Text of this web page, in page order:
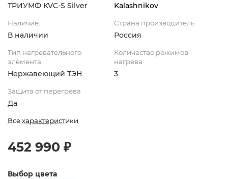
ТРИУМФ KVC-S Silver Kalashnikov
Наличие:
В наличии
Страна производитель
Россия
Тип нагревательного
элемента
Нержавеющий ТЭН
Количество режимов
нагрева
3
Защита от перегрева
Да
Все характеристики
452 990 ₽
Выбор цвета